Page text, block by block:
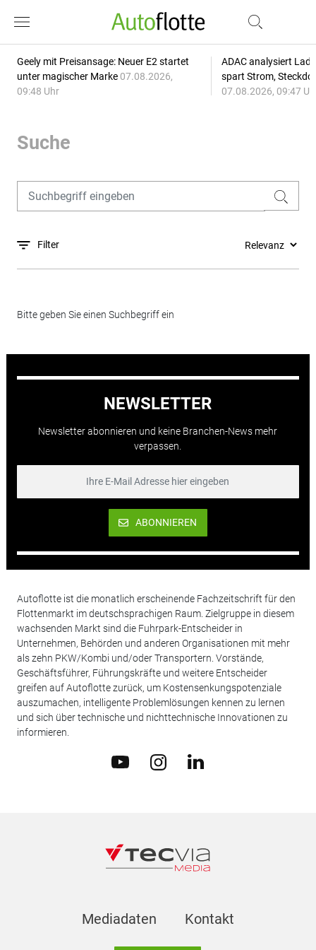
Geely mit Preisansage: Neuer E2 startet
unter magischer Marke 07.08.2026,
09:48 Uhr
ADAC analysiert
spart Strom,
07.08.2026, 09:47
Suche
Filter
Bitte geben Sie einen Suchbegriff ein
NEWSLETTER
Newsletter abonnieren und keine Branchen-News mehr
verpassen.
ABONNIEREN
Autoflotte ist die monatlich erscheinende Fachzeitschrift für den
Flottenmarkt im deutschsprachigen Raum. Zielgruppe in diesem
wachsenden Markt sind die Fuhrpark-Entscheider in
Unternehmen, Behörden und anderen Organisationen mit mehr
als zehn PKW/Kombi und/oder Transportern. Vorstände,
Geschäftsführer, Führungskräfte und weitere Entscheider
greifen auf Autoflotte zurück, um Kostensenkungspotenziale
auszumachen, intelligente Problemlösungen kennen zu lernen
und sich über technische und nichttechnische Innovationen zu
informieren.
Mediadaten Kontakt